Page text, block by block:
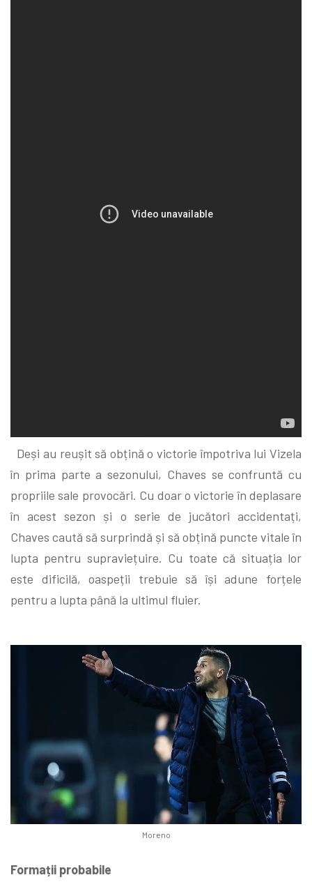
Deși au reușit să obțină o victorie împotriva lui Vizela
în prima parte a sezonului, Chaves se confruntă cu
propriile sale provocări. Cu doar o victorie în deplasare
în acest sezon și o serie de jucători accidentați,
Chaves caută să surprindă și să obțină puncte vitale în
lupta pentru supraviețuire. Cu toate că situația lor
este dificilă, oaspeții trebuie să își adune forțele
pentru a lupta până la ultimul fluier.
Moreno
Formații probabile